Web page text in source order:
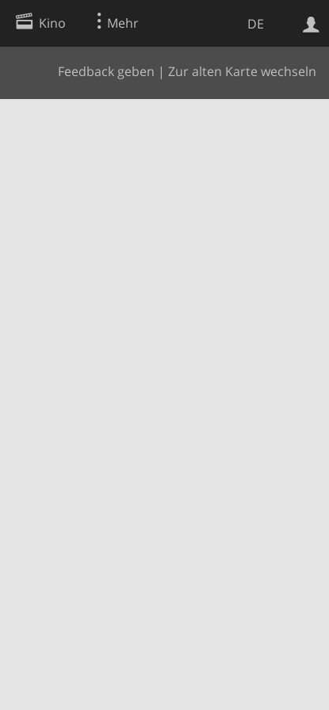
DE
Kino Mehr
Feedback geben | Zur alten Karte wechseln
Websuche